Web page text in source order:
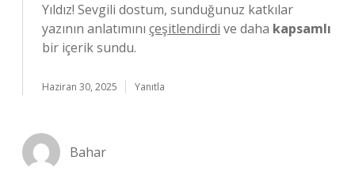
Yıldız! Sevgili dostum, sunduğunuz katkılar
yazının anlatımını çeşitlendirdi ve daha kapsamlı
bir içerik sundu.
Haziran 30, 2025 Yanıtla
Bahar